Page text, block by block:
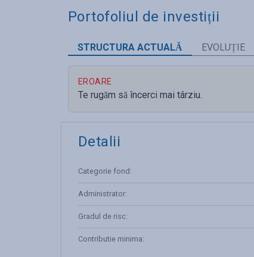
Portofoliul de investiții
STRUCTURA ACTUALĂ EVOLUȚIE
EROARE
Te rugăm să încerci mai târziu.
Detalii
Categorie fond :
Administrator:
Gradul de risc:
Contributie minima: